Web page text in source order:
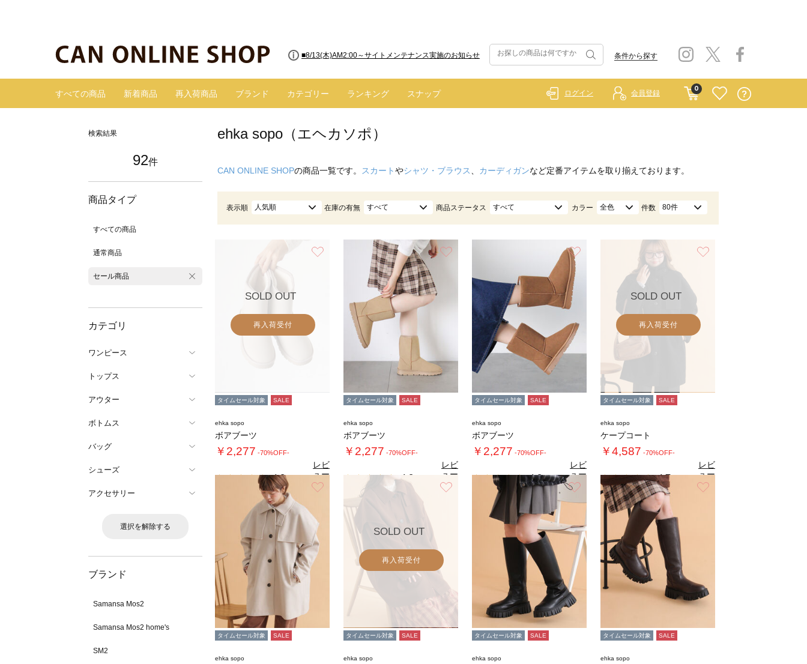
■【お知らせ】ヤマト運輸の配送遅延・停止について 条件から探す
すべての商品 新着商品 再入荷商品 ブランド カテゴリー ランキング スナップ
0
ログイン 会員登録
検索結果
92件
商品タイプ
すべての商品
通常商品
セール商品
カテゴリ
ワンピース
トップス
アウター
ボトムス
バッグ
シューズ
アクセサリー
選択を解除する
ブランド
Samansa Mos2
Samansa Mos2 home's
SM2
ehka sopo（エヘカソポ）
CAN ONLINE SHOPの商品一覧です。 スカートやシャツ・ブラウス カーディガンなど定番アイテムを取り揃えております。
表示順 人気順 在庫の有無 すべて 商品ステータス すべて カラー 全色 件数 80件
SOLD OUT
再入荷受付
タイムセール対象 SALE
ehka sopo
ボアブーツ
￥2,277 -70%OFF-
4.8（6）
レビ
ュー
を見
る
タイムセール対象 SALE
ehka sopo
ボアブーツ
￥2,277 -70%OFF-
4.8
レビ
ュー
を見
る
タイムセール対象 SALE
ehka sopo
ボアブーツ
￥2,277 -70%OFF-
4.8（6）
レビ
ュー
を見
る
SOLD OUT
再入荷受付
タイムセール対象 SALE
ehka sopo
ケープコート
￥4,587 -70%OFF-
4.7（3）
レビ
ュー
を見
る
タイムセール対象 SALE
ehka sopo
SOLD OUT
再入荷受付
タイムセール対象 SALE
ehka sopo
お気に入り
タイムセール対象 SALE
ehka sopo
タイムセール対象 SALE
ehka sopo